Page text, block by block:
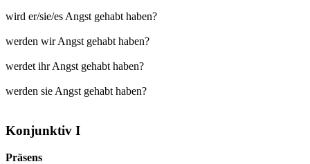
wird er/sie/es Angst gehabt haben?
werden wir Angst gehabt haben?
werdet ihr Angst gehabt haben?
werden sie Angst gehabt haben?
Konjunktiv I
Präsens